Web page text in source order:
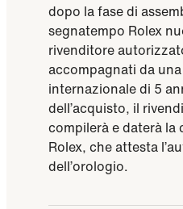
dopo la fase di
segnatempo Rolex
rivenditore
accompagnati da
internazionale di 5
dell’acquisto, il
compilerà e daterà la
Rolex, che attesta
dell’orologio.